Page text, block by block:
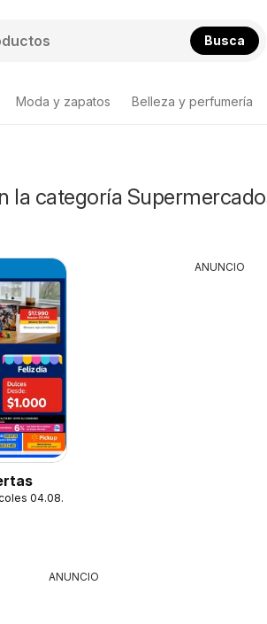
Busca
Moda y zapatos Belleza y perfumería
la categoría
04.08.2026
ANUNCIO
ANUNCIO